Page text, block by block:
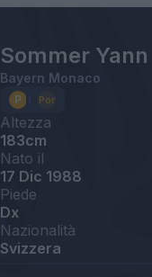
Sommer Yann
Bayern Monaco
Altezza
183cm
Nato il
17 Dic 1988
Piede
Dx
Nazionalità
Svizzera